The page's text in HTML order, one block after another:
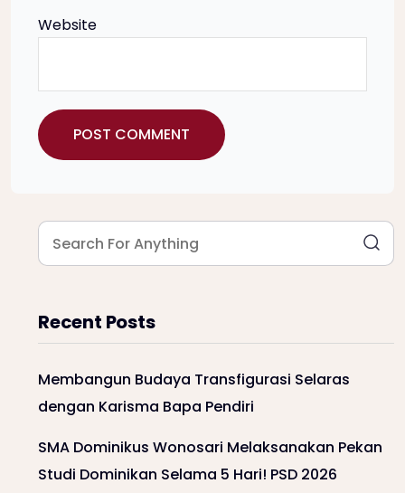
Website
Recent Posts
Membangun Budaya Transfigurasi Selaras
dengan Karisma Bapa Pendiri
SMA Dominikus Wonosari Melaksanakan Pekan
Studi Dominikan Selama 5 Hari! PSD 2026